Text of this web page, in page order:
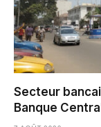
Secteur
Banque